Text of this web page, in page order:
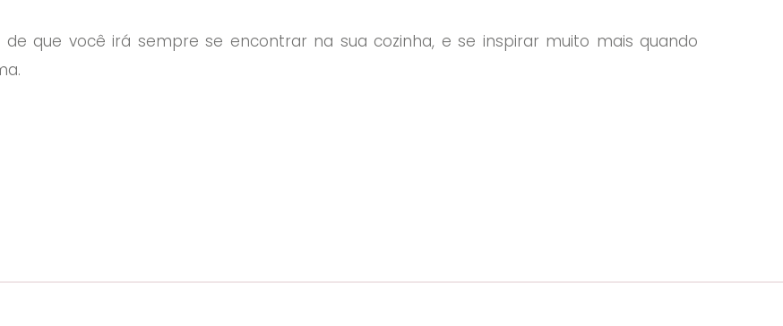
de que você irá sempre se encontrar na sua cozinha, e se inspirar muito mais quando